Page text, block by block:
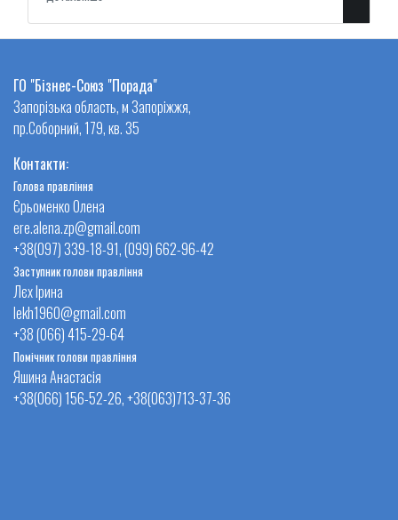
ГО "Бізнес-Союз "Порада"
Запорізька область, м Запоріжжя,
пр.Соборний, 179, кв. 35
Контакти:
Голова правління
Єрьоменко Олена
ere.alena.zp@gmail.com
+38(097) 339-18-91, (099) 662-96-42
Заступник голови правління
Лєх Ірина
lekh1960@gmail.com
+38 (066) 415-29-64
Помічник голови правління
Яшина Анастасія
+38(066) 156-52-26, +38(063)713-37-36